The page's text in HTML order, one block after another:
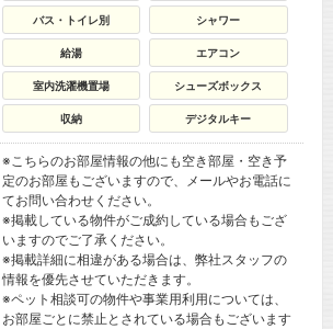
バス・トイレ別 シャワー
給湯 エアコン
室内洗濯機置場 シューズボックス
収納 デジタルキー
※こちらのお部屋情報の他にも空き部屋・空き予
定のお部屋もございますので、メールやお電話に
てお問い合わせください。
※掲載している物件がご成約している場合もござ
いますのでご了承ください。
※掲載詳細に相違がある場合は、弊社スタッフの
情報を優先させていただきます。
※ペット相談可の物件や事業用利用については、
お部屋ごとに禁止とされている場合もございます